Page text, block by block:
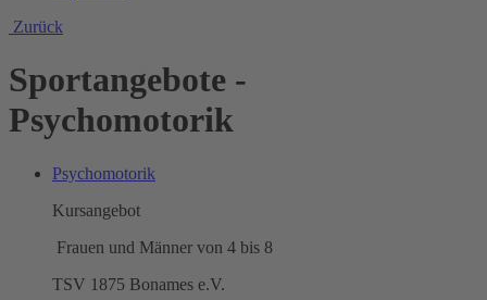
Zurück
Sportangebote -
Psychomotorik
Psychomotorik
Kursangebot
Frauen und Männer von 4 bis 8
TSV 1875 Bonames e.V.